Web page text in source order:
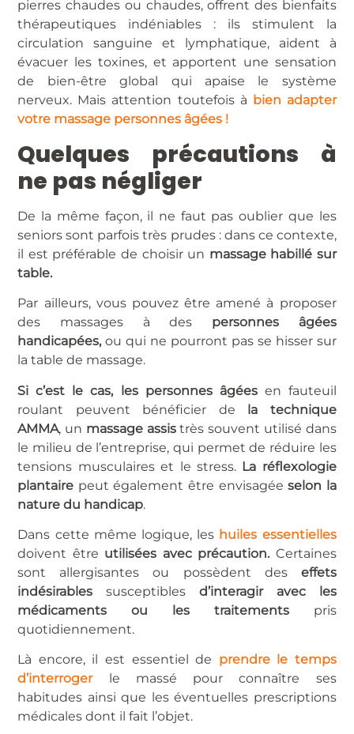
pierres chaudes ou chaudes, offrent des bienfaits
thérapeutiques indéniables : ils stimulent la
circulation sanguine et lymphatique, aident à
évacuer les toxines, et apportent une sensation
de bien-être global qui apaise le système
nerveux. Mais attention toutefois à bien adapter
votre massage personnes âgées !
Quelques précautions à
ne pas négliger
De la même façon, il ne faut pas oublier que les
seniors sont parfois très prudes : dans ce contexte,
il est préférable de choisir un massage habillé sur
table.
Par ailleurs, vous pouvez être amené à proposer
des massages à des personnes âgées
handicapées, ou qui ne pourront pas se hisser sur
la table de massage.
Si c’est le cas, les personnes âgéesen fauteuil
roulant peuvent bénéficier de la technique
AMMA, un massage assistrès souvent utilisé dans
le milieu de l’entreprise, qui permet de réduire les
tensions musculaires et le stress. La réflexologie
plantaire peut également être envisagée selon la
nature du handicap.
Dans cette même logique, les huiles essentielles
doivent être utilisées avec précaution. Certaines
sont allergisantes ou possèdent des effets
indésirables susceptibles d’interagir avec les
médicaments ou les traitementspris
quotidiennement.
Là encore, il est essentiel de prendre le temps
d’interrogerle massé pour connaître ses
habitudes ainsi que les éventuelles prescriptions
médicales dont il fait l’objet.